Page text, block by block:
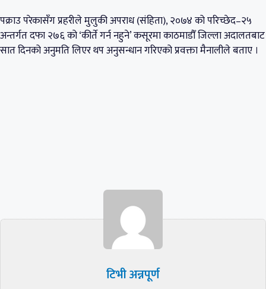
पक्राउ परेकासँग प्रहरीले मुलुकी अपराध (संहिता), २०७४ को परिच्छेद–२५
अन्तर्गत दफा २७६ को ‘कीर्ते गर्न नहुने’ कसूरमा काठमाडौँ जिल्ला अदालतबाट
सात दिनको अनुमति लिएर थप अनुसन्धान गरिएको प्रवक्ता मैनालीले बताए ।
टिभी अन्नपूर्ण